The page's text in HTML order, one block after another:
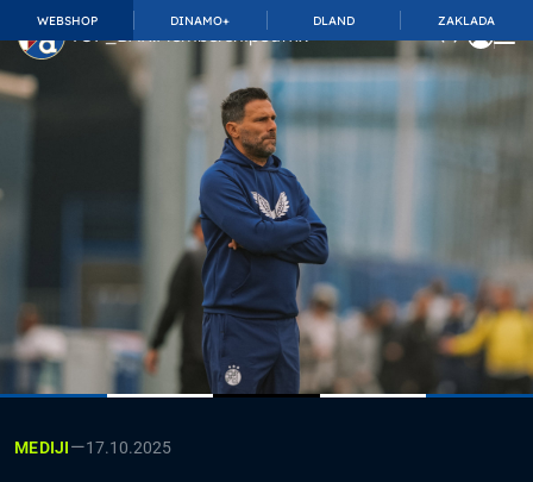
WEBSHOP DINAMO+ DLAND ZAKLADA
TOP_BAR.MembershipSuffix
MEDIJI—17.10.2025